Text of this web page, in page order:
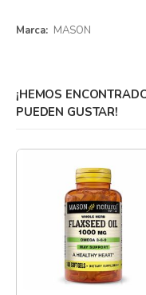
Más
MASON
¡HEMOS
PUEDEN GUSTAR!